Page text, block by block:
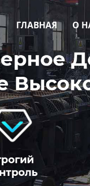
ГЛАВНАЯ О